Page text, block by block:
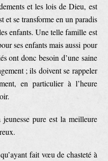
et les lois de Dieu, est
se transforme en un paradis
enfants. Une telle famille est
ses enfants mais aussi pour
ont donc besoin d’une saine
; ils doivent se rappeler
en particulier à l’heure
pure est la meilleure
fait vœu de chasteté à